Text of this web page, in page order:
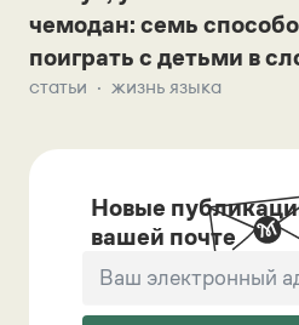
чемодан: семь
поиграть с детьми в
статьи жизнь языка
Новые
вашей почте